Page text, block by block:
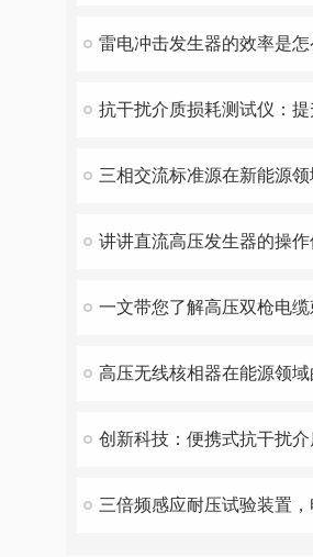
三相交流标准源在新能源领
讲讲直流高压发生器的操作
一文带您了解高压双枪电缆